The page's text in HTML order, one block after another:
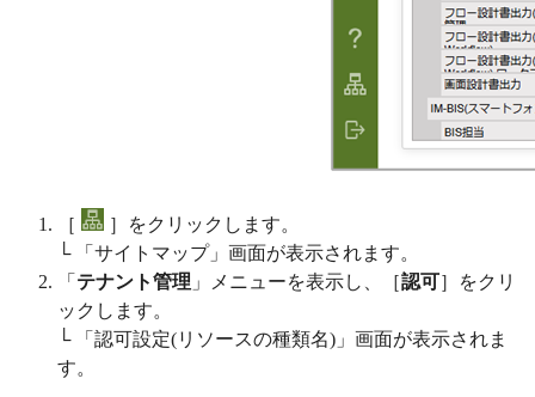
［
］をクリックします。
└ 「サイトマップ」画面が表示されます。
「 テナント管理 」メニューを表示し、［認可］をクリ
ックします。
└ 「認可設定(リソースの種類名)」画面が表示されま
す。